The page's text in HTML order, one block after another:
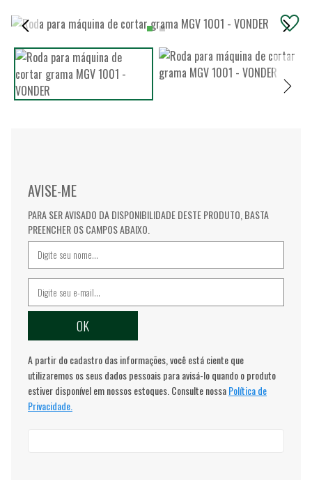
AVISE-ME
PARA SER AVISADO DA DISPONIBILIDADE DESTE PRODUTO, BASTA
PREENCHER OS CAMPOS ABAIXO.
A partir do cadastro das informações, você está ciente que
utilizaremos os seus dados pessoais para avisá-lo quando o produto
estiver disponível em nossos estoques. Consulte nossaPolítica de
Privacidade.